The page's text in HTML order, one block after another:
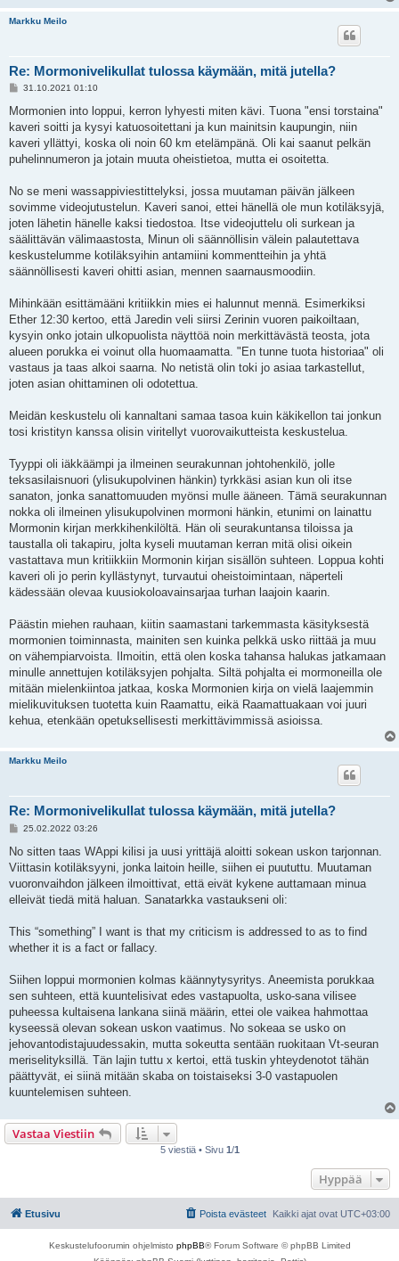
Markku Meilo
Re: Mormonivelikullat tulossa käymään, mitä jutella?
V
e
t
i
31.10.2021 01:10
Mormonien into loppui, kerron lyhyesti miten kävi. Tuona "ensi torstaina"
kaveri soitti ja kysyi katuosoitettani ja kun mainitsin kaupungin, niin
kaveri yllättyi, koska oli noin 60 km etelämpänä. Oli kai saanut pelkän
puhelinnumeron ja jotain muuta oheistietoa, mutta ei osoitetta.
No se meni wassappiviestittelyksi, jossa muutaman päivän jälkeen
sovimme videojutustelun. Kaveri sanoi, ettei hänellä ole mun kotiläksyjä,
joten lähetin hänelle kaksi tiedostoa. Itse videojuttelu oli surkean ja
säälittävän välimaastosta, Minun oli säännöllisin välein palautettava
keskustelumme kotiläksyihin antamiini kommentteihin ja yhtä
säännöllisesti kaveri ohitti asian, mennen saarnausmoodiin.
Mihinkään esittämääni kritiikkin mies ei halunnut mennä. Esimerkiksi
Ether 12:30 kertoo, että Jaredin veli siirsi Zerinin vuoren paikoiltaan,
kysyin onko jotain ulkopuolista näyttöä noin merkittävästä teosta, jota
alueen porukka ei voinut olla huomaamatta. "En tunne tuota historiaa" oli
vastaus ja taas alkoi saarna. No netistä olin toki jo asiaa tarkastellut,
joten asian ohittaminen oli odotettua.
Meidän keskustelu oli kannaltani samaa tasoa kuin käkikellon tai jonkun
tosi kristityn kanssa olisin viritellyt vuorovaikutteista keskustelua.
Tyyppi oli iäkkäämpi ja ilmeinen seurakunnan johtohenkilö, jolle
teksasilaisnuori (ylisukupolvinen hänkin) tyrkkäsi asian kun oli itse
sanaton, jonka sanattomuuden myönsi mulle ääneen. Tämä seurakunnan
nokka oli ilmeinen ylisukupolvinen mormoni hänkin, etunimi on lainattu
Mormonin kirjan merkkihenkilöltä. Hän oli seurakuntansa tiloissa ja
taustalla oli takapiru, jolta kyseli muutaman kerran mitä olisi oikein
vastattava mun kritiikkiin Mormonin kirjan sisällön suhteen. Loppua kohti
kaveri oli jo perin kyllästynyt, turvautui oheistoimintaan, näperteli
kädessään olevaa kuusiokoloavainsarjaa turhan laajoin kaarin.
Päästin miehen rauhaan, kiitin saamastani tarkemmasta käsityksestä
mormonien toiminnasta, mainiten sen kuinka pelkkä usko riittää ja muu
on vähempiarvoista. Ilmoitin, että olen koska tahansa halukas jatkamaan
minulle annettujen kotiläksyjen pohjalta. Siltä pohjalta ei mormoneilla ole
mitään mielenkiintoa jatkaa, koska Mormonien kirja on vielä laajemmin
mielikuvituksen tuotetta kuin Raamattu, eikä Raamattuakaan voi juuri
kehua, etenkään opetuksellisesti merkittävimmissä asioissa.
Markku Meilo
Re: Mormonivelikullat tulossa käymään, mitä jutella?
V
e
t
i
25.02.2022 03:26
No sitten taas WAppi kilisi ja uusi yrittäjä aloitti sokean uskon tarjonnan.
Viittasin kotiläksyyni, jonka laitoin heille, siihen ei puututtu. Muutaman
vuoronvaihdon jälkeen ilmoittivat, että eivät kykene auttamaan minua
elleivät tiedä mitä haluan. Sanatarkka vastaukseni oli:
This “something” I want is that my criticism is addressed to as to find
whether it is a fact or fallacy.
Siihen loppui mormonien kolmas käännytysyritys. Aneemista porukkaa
sen suhteen, että kuuntelisivat edes vastapuolta, usko-sana vilisee
puheessa kultaisena lankana siinä määrin, ettei ole vaikea hahmottaa
kyseessä olevan sokean uskon vaatimus. No sokeaa se usko on
jehovantodistajuudessakin, mutta sokeutta sentään ruokitaan Vt-seuran
meriselityksillä. Tän lajin tuttu x kertoi, että tuskin yhteydenotot tähän
päättyvät, ei siinä mitään skaba on toistaiseksi 3-0 vastapuolen
kuuntelemisen suhteen.
Vastaa Viestiin
5 viestiä • Sivu 1/1
Hyppää
Etusivu Kaikki ajat ovat UTC+03:00
Poista evästeet
Keskustelufoorumin ohjelmisto phpBB® Forum Software © phpBB Limited